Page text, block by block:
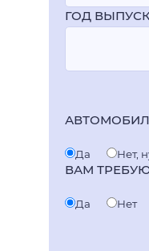
ГОД
Да Нет,
ВАМ
Да Нет